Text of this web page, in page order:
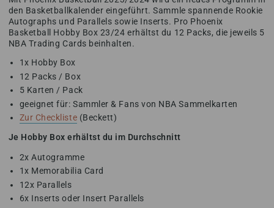
den Basketballkalender eingeführt. Sammle spannende Rookie
Autographs und Parallels sowie Inserts. Pro Phoenix
Basketball Hobby Box 23/24 erhältst du 12 Packs, die jeweils 5
NBA Trading Cards beinhalten.
1x Hobby Box
12 Packs / Box
5 Karten / Pack
geeignet für: Sammler & Fans von NBA Sammelkarten
Zur Checkliste (Beckett)
Je Hobby Box erhältst du im Durchschnitt
2x Autogramme
1x Memorabilia Card
12x Parallels
6x Inserts oder Insert Parallels